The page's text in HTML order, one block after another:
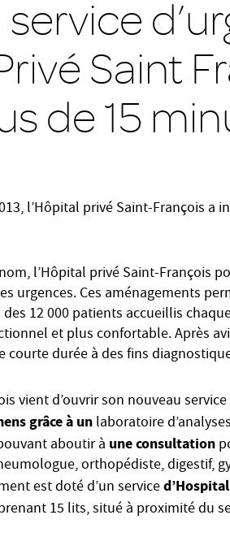
Saint
de 15
l’Hôpital privé Saint-François a
l’Hôpital privé Saint-François
urgences. Ces aménagements
12 000 patients accueillis
et plus confortable. Après
courte durée à des fins
vient d’ouvrir son nouveau
grâce à un laboratoire
aboutir à une consultation
orthopédiste, digestif,
est doté d’un service
15 lits, situé à proximité du